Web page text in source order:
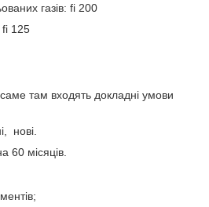
газів: fi 200
fi 125
там входять докладні умови
нові.
60 місяців.